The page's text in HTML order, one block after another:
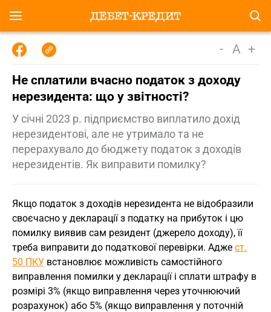
- A +
Не сплатили вчасно податок з доходу
нерезидента: що у звітності?
У січні 2023 р. підприємство виплатило дохід
нерезидентові, але не утримало та не
перерахувало до бюджету податок з доходів
нерезидентів. Як виправити помилку?
Якщо податок з доходів нерезидента не відобразили
своєчасно у декларації з податку на прибуток і цю
помилку виявив сам резидент (джерело доходу), її
треба виправити до податкової перевірки. Адже ст.
50 ПКУ встановлює можливість самостійного
виправлення помилки у декларації і сплати штрафу в
розмірі 3% (якщо виправлення через уточнюючий
розрахунок) або 5% (якщо виправлення у поточній